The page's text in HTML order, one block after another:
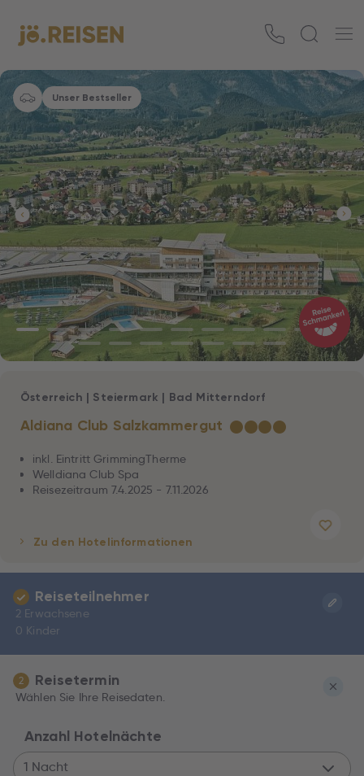
Unser Bestseller
Aldiana Club Salzkammergut ★★★★
Österreich | Steiermark | Bad Mitterndorf
inkl. Eintritt GrimmingTherme
Welldiana Club Spa
Reisezeitraum 7.4.2025 - 7.11.2026
Zu den Hotelinformationen
Reiseteilnehmer
2 Erwachsene
0 Kinder
2 Reisetermin
Wählen Sie Ihre Reisedaten.
Anzahl Hotelnächte
1 Nacht